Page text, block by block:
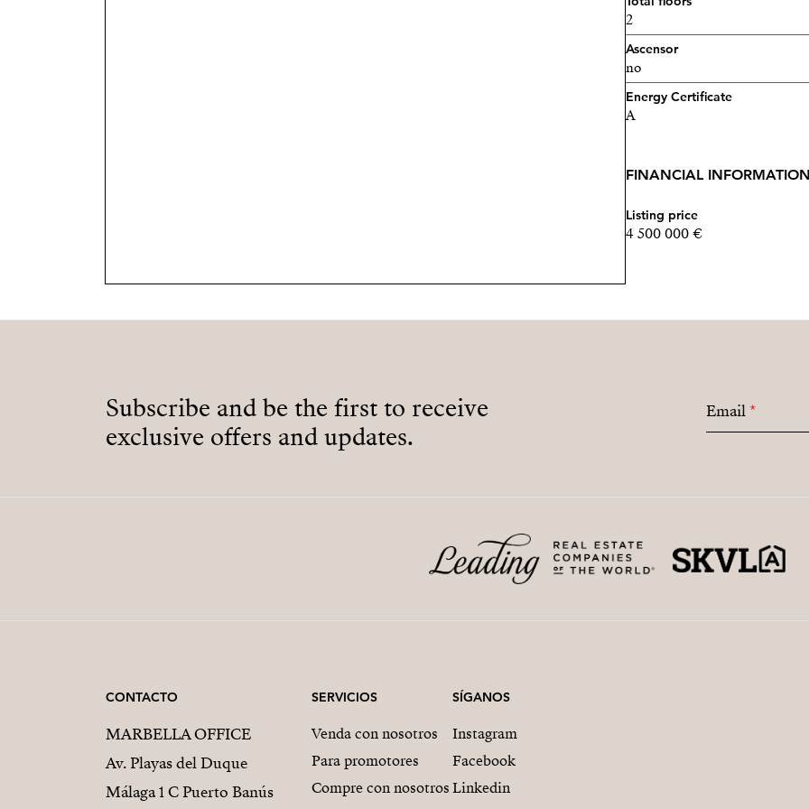
2
Ascensor
no
Energy Certificate
A
FINANCIAL
Listing price
4 500 000 €
Subscribe and be the first to receive
exclusive offers and updates.
Email*
CONTACTO
MARBELLA OFFICE
Av. Playas del Duque
Málaga 1 C Puerto Banús
SERVICIOS
Venda con nosotros
Para promotores
Compre con nosotros
SÍGANOS
Instagram
Facebook
Linkedin